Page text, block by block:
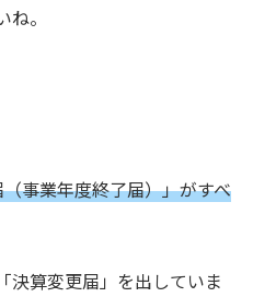
。
事業年度終了届）」がすべ
決算変更届」を出していま